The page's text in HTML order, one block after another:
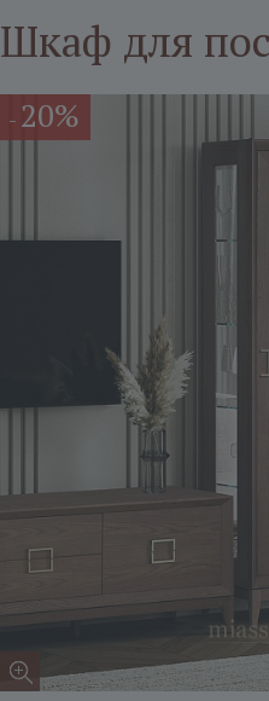
Шкаф для
- 20%